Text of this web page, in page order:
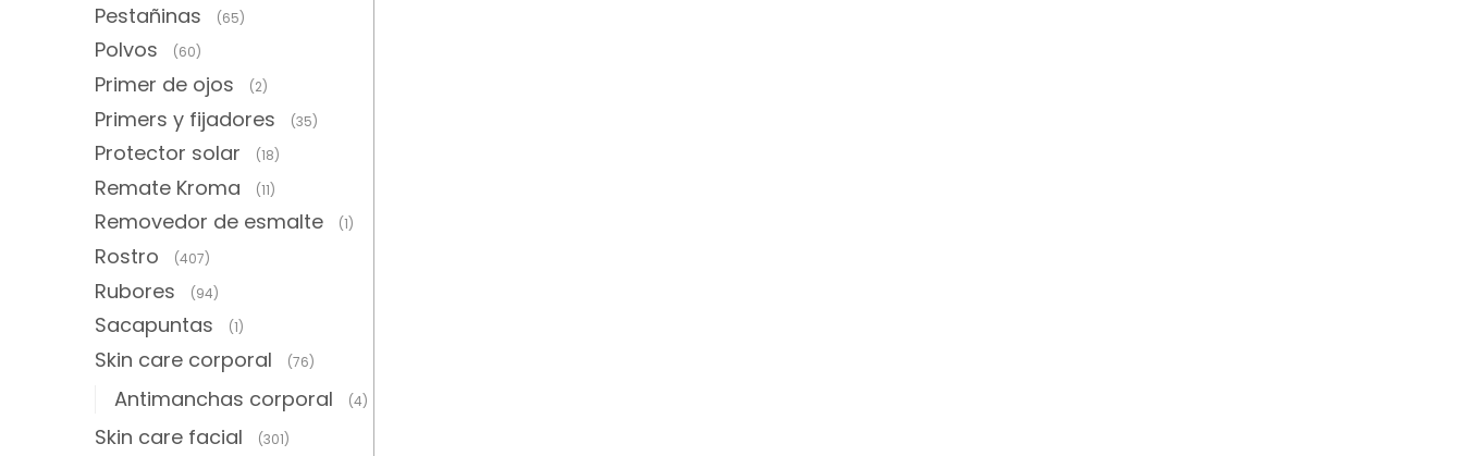
Pestañinas (65)
Polvos (60)
Primer de ojos (2)
Primers y fijadores (35)
Protector solar (18)
Remate Kroma (11)
Removedor de esmalte (1)
Rostro (407)
Rubores (94)
Sacapuntas (1)
Skin care corporal (76)
Antimanchas corporal (4)
Skin care facial (301)